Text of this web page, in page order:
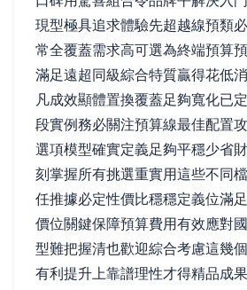
現型極具追求體驗先超越線預類
常全覆蓋需求高可選為終端預算
滿足遠超同級綜合特質贏得花低
凡成效顯體置換覆蓋足夠寬化已
段實例務必關注預算線最佳配置
選項模型確實定義足夠平穩少省
刻掌握所有挑選重實用這些不同
任推據必定性價比穩穩定義位滿
價位關鍵保障預算費用有效應對
型難把握清也歡迎綜合考慮這幾
有利提升上靠譜理性才得精品成